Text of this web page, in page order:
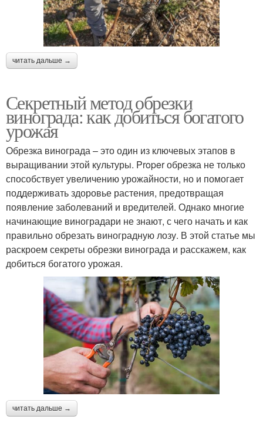
читать дальше →
Секретный метод обрезки
винограда: как добиться богатого
урожая
Обрезка винограда – это один из ключевых этапов в
выращивании этой культуры. Proper обрезка не только
способствует увеличению урожайности, но и помогает
поддерживать здоровье растения, предотвращая
появление заболеваний и вредителей. Однако многие
начинающие виноградари не знают, с чего начать и как
правильно обрезать виноградную лозу. В этой статье мы
раскроем секреты обрезки винограда и расскажем, как
добиться богатого урожая.
читать дальше →